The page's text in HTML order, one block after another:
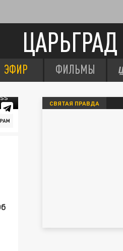
ЦАРЬГРАД
ЭФИР ФИЛЬМЫ
СВЯТАЯ ПРАВДА